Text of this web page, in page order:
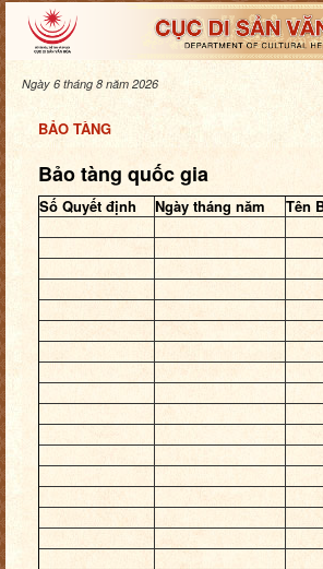
Ngày 6 tháng 8 năm 2026
BẢO TÀNG
Bảo tàng quốc gia
Số Quyết định Ngày tháng năm Tên